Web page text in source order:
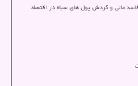
مالی و گردش پول های سیاه در اقتصاد